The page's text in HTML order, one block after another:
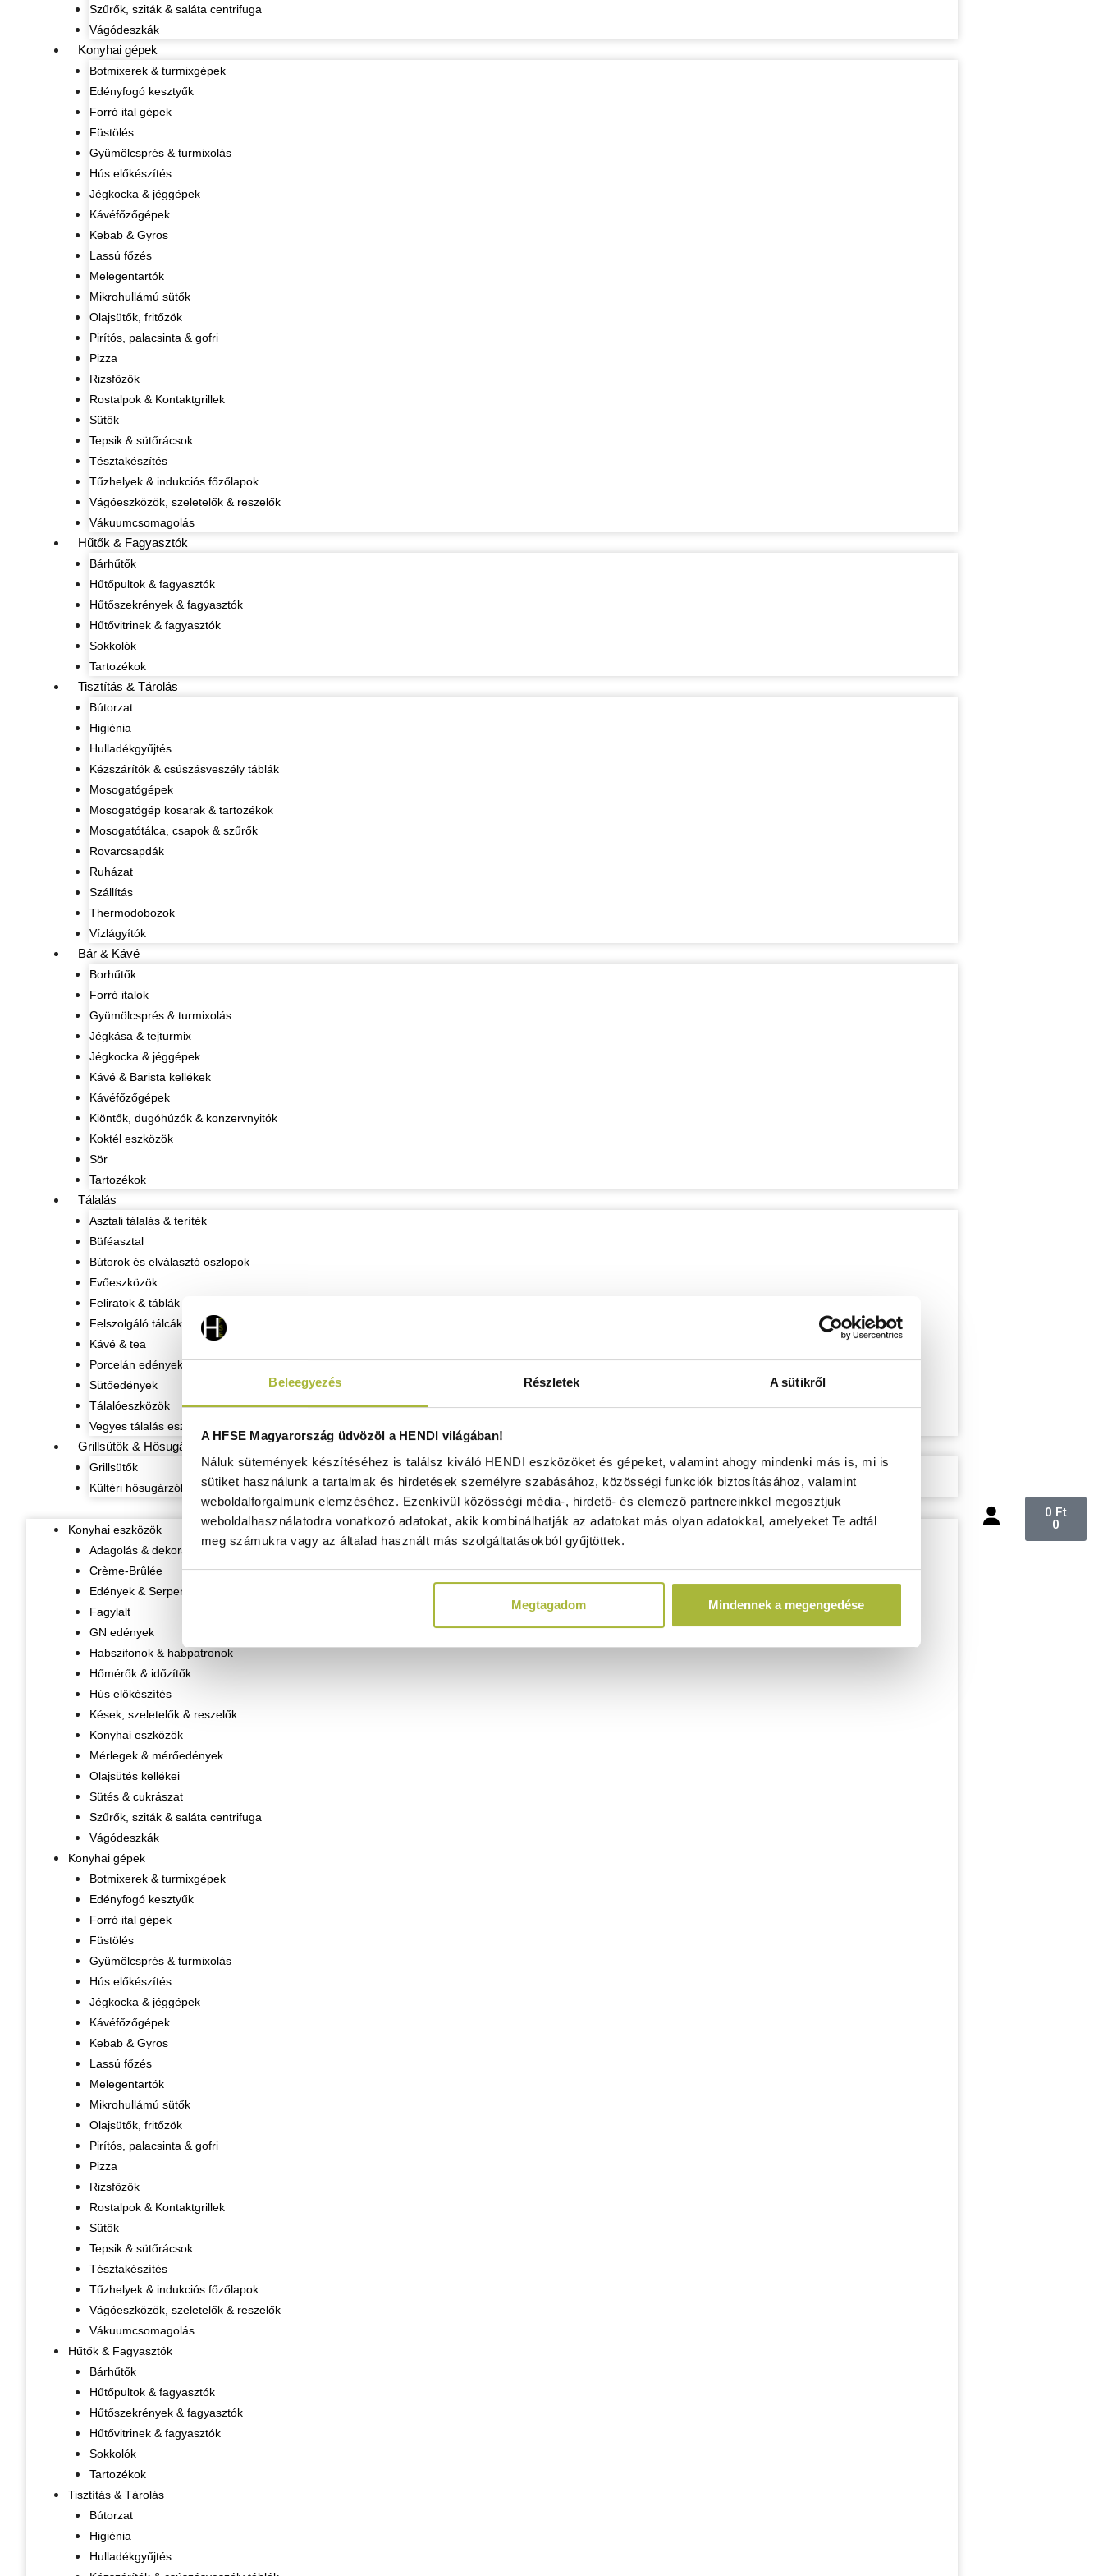
Beleegyezés Részletek A sütikről
A HFSE Magyarország üdvözöl a HENDI világában!
Náluk sütemények készítéséhez is találsz kiváló HENDI eszközöket és gépeket, valamint ahogy mindenki más is, mi is
sütiket használunk a tartalmak és hirdetések személyre szabásához, közösségi funkciók biztosításához, valamint
weboldalforgalmunk elemzéséhez. Ezenkívül közösségi média-, hirdető- és elemező partnereinkkel megosztjuk
weboldalhasználatodra vonatkozó adatokat, akik kombinálhatják az adatokat más olyan adatokkal, amelyeket Te adtál
meg számukra vagy az általad használt más szolgáltatásokból gyűjtöttek.
Megtagadom Mindennek a megengedése
Szűrők, sziták & saláta centrifuga
Vágódeszkák
Konyhai gépek
Botmixerek & turmixgépek
Edényfogó kesztyűk
Forró ital gépek
Füstölés
Gyümölcsprés & turmixolás
Hús előkészítés
Jégkocka & jéggépek
Kávéfőzőgépek
Kebab & Gyros
Lassú főzés
Melegentartók
Mikrohullámú sütők
Olajsütők, fritőzök
Pirítós, palacsinta & gofri
Pizza
Rizsfőzők
Rostalpok & Kontaktgrillek
Sütők
Tepsik & sütőrácsok
Tésztakészítés
Tűzhelyek & indukciós főzőlapok
Vágóeszközök, szeletelők & reszelők
Vákuumcsomagolás
Hűtők & Fagyasztók
Bárhűtők
Hűtőpultok & fagyasztók
Hűtőszekrények & fagyasztók
Hűtővitrinek & fagyasztók
Sokkolók
Tartozékok
Tisztítás & Tárolás
Bútorzat
Higiénia
Hulladékgyűjtés
Kézszárítók & csúszásveszély táblák
Mosogatógépek
Mosogatógép kosarak & tartozékok
Mosogatótálca, csapok & szűrők
Rovarcsapdák
Ruházat
Szállítás
Thermodobozok
Vízlágyítók
Bár & Kávé
Borhűtők
Forró italok
Gyümölcsprés & turmixolás
Jégkása & tejturmix
Jégkocka & jéggépek
Kávé & Barista kellékek
Kávéfőzőgépek
Kiöntők, dugóhúzók & konzervnyitók
Koktél eszközök
Sör
Tartozékok
Tálalás
Asztali tálalás & teríték
Büféasztal
Bútorok és elválasztó oszlopok
Evőeszközök
Feliratok & táblák
Felszolgáló tálcák
Kávé & tea
Porcelán edények
Sütőedények
Tálalóeszközök
Vegyes tálalás eszközök
Grillsütők & Hősugárzók
Grillsütők
Kültéri hősugárzók
Konyhai eszközök
Adagolás & dekorálás
Crème-Brûlée
Edények & Serpenyők
Fagylalt
GN edények
Habszifonok & habpatronok
Hőmérők & időzítők
Hús előkészítés
Kések, szeletelők & reszelők
Konyhai eszközök
Mérlegek & mérőedények
Olajsütés kellékei
Sütés & cukrászat
Szűrők, sziták & saláta centrifuga
Vágódeszkák
Konyhai gépek
Botmixerek & turmixgépek
Edényfogó kesztyűk
Forró ital gépek
Füstölés
Gyümölcsprés & turmixolás
Hús előkészítés
Jégkocka & jéggépek
Kávéfőzőgépek
Kebab & Gyros
Lassú főzés
Melegentartók
Mikrohullámú sütők
Olajsütők, fritőzök
Pirítós, palacsinta & gofri
Pizza
Rizsfőzők
Rostalpok & Kontaktgrillek
Sütők
Tepsik & sütőrácsok
Tésztakészítés
Tűzhelyek & indukciós főzőlapok
Vágóeszközök, szeletelők & reszelők
Vákuumcsomagolás
Hűtők & Fagyasztók
Bárhűtők
Hűtőpultok & fagyasztók
Hűtőszekrények & fagyasztók
Hűtővitrinek & fagyasztók
Sokkolók
Tartozékok
Tisztítás & Tárolás
Bútorzat
Higiénia
Hulladékgyűjtés
0 Ft
0